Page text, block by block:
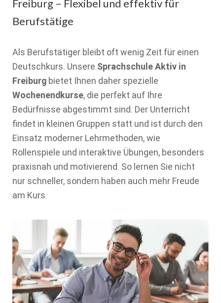
Freiburg – Flexibel und effektiv für
Berufstätige
Als Berufstätiger bleibt oft wenig Zeit für einen
Deutschkurs. Unsere Sprachschule Aktiv in
Freiburg bietet Ihnen daher spezielle
Wochenendkurse, die perfekt auf Ihre
Bedürfnisse abgestimmt sind. Der Unterricht
findet in kleinen Gruppen statt und ist durch den
Einsatz moderner Lehrmethoden, wie
Rollenspiele und interaktive Übungen, besonders
praxisnah und motivierend. So lernen Sie nicht
nur schneller, sondern haben auch mehr Freude
am Kurs.